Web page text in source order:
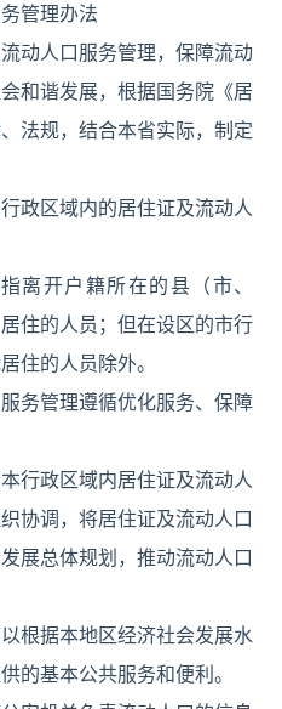
管理办法
动人口服务管理，保障流动
和谐发展，根据国务院《居
法规，结合本省实际，制定
政区域内的居住证及流动人
离开户籍所在的县（市、
住的人员；但在设区的市行
住的人员除外。
务管理遵循优化服务、保障
行政区域内居住证及流动人
协调，将居住证及流动人口
展总体规划，推动流动人口
根据本地区经济社会发展水
的基本公共服务和便利。